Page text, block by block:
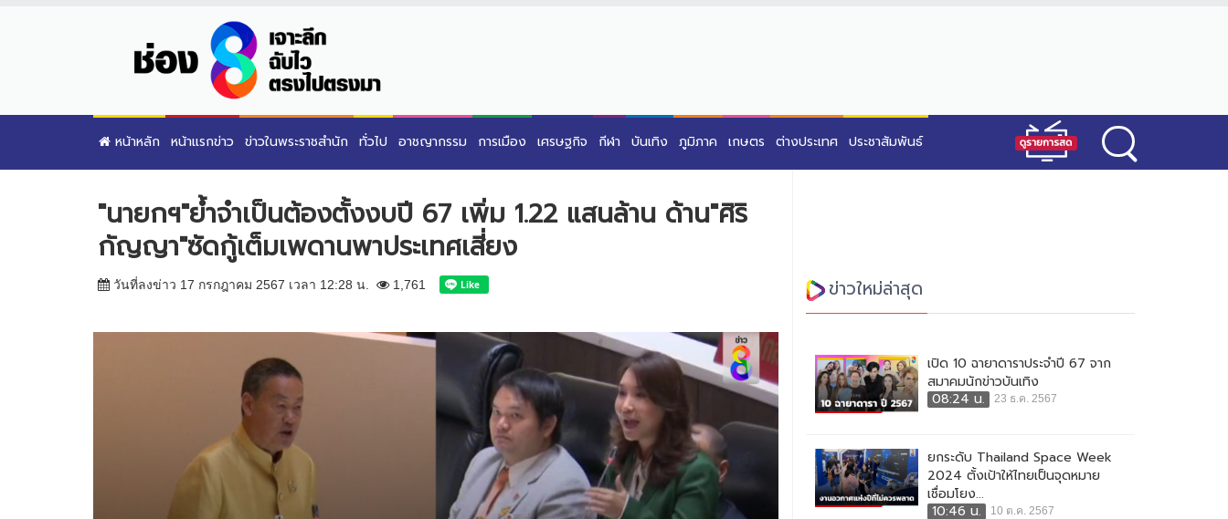
หน้าหลัก หน้าแรกข่าว ข่าวในพระราชสำนัก ทั่วไป อาชญากรรม การเมือง เศรษฐกิจ กีฬา บันเทิง ภูมิภาค เกษตร ต่างประเทศ ประชาสัมพันธ์
"นายกฯ"ย้ำจำเป็นต้องตั้งงบปี 67 เพิ่ม 1.22 แสนล้าน ด้าน"ศิริ
กัญญา"ซัดกู้เต็มเพดานพาประเทศเสี่ยง
วันที่ลงข่าว 17 กรกฎาคม 2567 เวลา 12:28 น. 1,761 ข่าวใหม่ล่าสุด
เปิด 10 ฉายาดาราประจำปี 67 จาก
สมาคมนักข่าวบันเทิง
08:24 น.
23 ธ.ค. 2567
ยกระดับ Thailand Space Week
2024 ตั้งเป้าให้ไทยเป็นจุดหมาย
เชื่อมโยง...
10:46 น.
10 ต.ค. 2567